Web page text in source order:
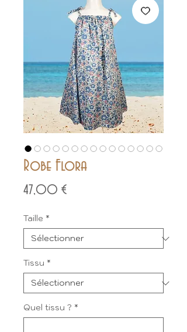
Robe Flora
47,00 €Prix
Taille *
Tissu *
Quel tissu ? *